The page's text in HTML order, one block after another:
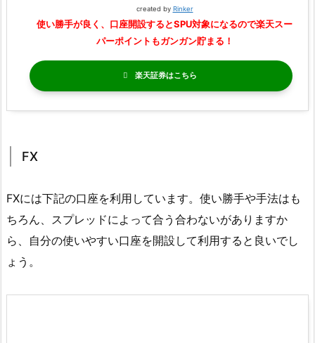
created by Rinker
使い勝手が良く、口座開設するとSPU対象になるので楽天スー
パーポイントもガンガン貯まる！
楽天証券
FX
FXには下記の口座を利用しています。使い勝手や手法はも
ちろん、スプレッドによって合う合わないがありますか
ら、自分の使いやすい口座を開設して利用すると良いでし
ょう。